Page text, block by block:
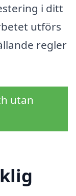
i ditt
utförs
regler
utan